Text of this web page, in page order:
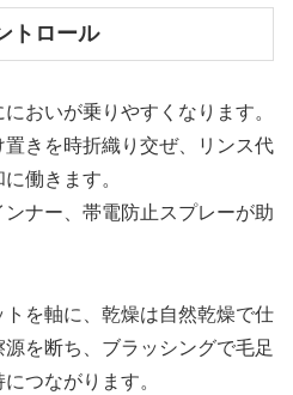
トロール
おいが乗りやすくなります。
きを時折織り交ぜ、リンス代
働きます。
ナー、帯電防止スプレーが助
を軸に、乾燥は自然乾燥で仕
源を断ち、ブラッシングで毛足
つながります。